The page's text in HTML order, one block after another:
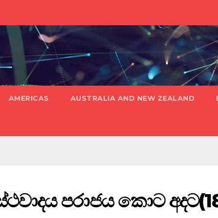
AMERICAS AUSTRALIA AND NEW ZEALAND
පරාජය කොට